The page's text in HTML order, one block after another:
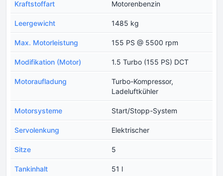
Kraftstoffart Motorenbenzin
Leergewicht 1485 kg
Max. Motorleistung 155 PS @ 5500 rpm
Modifikation (Motor) 1.5 Turbo (155 PS) DCT
Motoraufladung
Turbo-Kompressor,
Ladeluftkühler
Motorsysteme Start/Stopp-System
Servolenkung Elektrischer
Sitze 5
Tankinhalt 51 l